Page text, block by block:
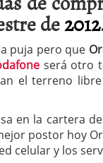
2025
es una decisión
de 2025
punto de venta? 3
de2012
puja pero que
será otro
el terreno
en la cartera
postor hoy
celular y los